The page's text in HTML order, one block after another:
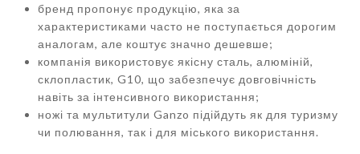
бренд пропонує продукцію, яка за
характеристиками часто не поступається дорогим
аналогам, але коштує значно дешевше;
компанія використовує якісну сталь, алюміній,
склопластик, G10, що забезпечує довговічність
навіть за інтенсивного використання;
ножі та мультитули Ganzo підійдуть як для туризму
чи полювання, так і для міського використання.